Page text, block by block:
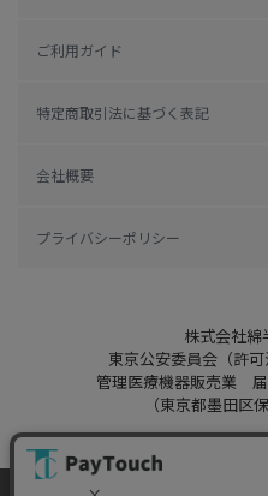
ご利用ガイド
特定商取引法に基づく表記
会社概要
プライバシーポリシー
株式会社綿
東京公安委員会（許
管理医療機器販売業
（東京都墨田区